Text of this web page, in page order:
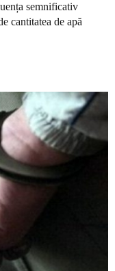
semnificativ
cantitatea de apă